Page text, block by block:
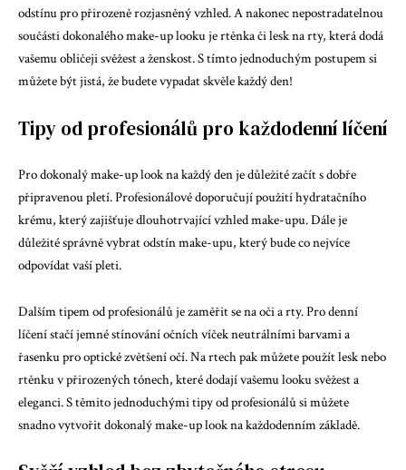
odstínu pro přirozeně rozjasněný vzhled. A nakonec nepostradatelnou
součásti dokonalého make-up looku je rtěnka či lesk na rty, která dodá
vašemu obličeji svěžest a ženskost. S tímto jednoduchým postupem si
můžete být jistá, že budete vypadat skvěle každý den!
Tipy od profesionálů pro každodenní líčení
Pro dokonalý make-up look na každý den je důležité začít s dobře
připravenou pletí. Profesionálové doporučují použití hydratačního
krému, který zajišťuje dlouhotrvající vzhled make-upu. Dále je
důležité správně vybrat odstín make-upu, který bude co nejvíce
odpovídat vaší pleti.
Dalším tipem od profesionálů je zaměřit se na oči a rty. Pro denní
líčení stačí jemné stínování očních víček neutrálními barvami a
řasenku pro optické zvětšení očí. Na rtech pak můžete použít lesk nebo
rtěnku v přirozených tónech, které dodají vašemu looku svěžest a
eleganci. S těmito jednoduchými tipy od profesionálů si můžete
snadno vytvořit dokonalý make-up look na každodenním základě.